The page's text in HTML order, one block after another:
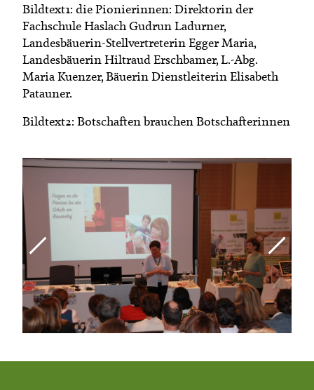
Bildtext1: die Pionierinnen: Direktorin der
Fachschule Haslach Gudrun Ladurner,
Landesbäuerin-Stellvertreterin Egger Maria,
Landesbäuerin Hiltraud Erschbamer, L.-Abg.
Maria Kuenzer, Bäuerin Dienstleiterin Elisabeth
Patauner.
Bildtext2: Botschaften brauchen Botschafterinnen